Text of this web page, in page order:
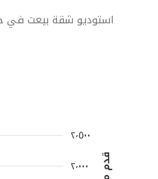
استوديو شقة بيعت في
٢٬٠٠٠
٢٬٥٠٠